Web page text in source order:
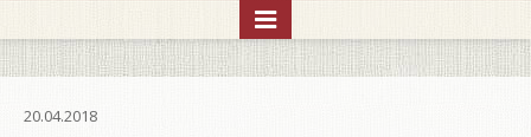
20.04.2018